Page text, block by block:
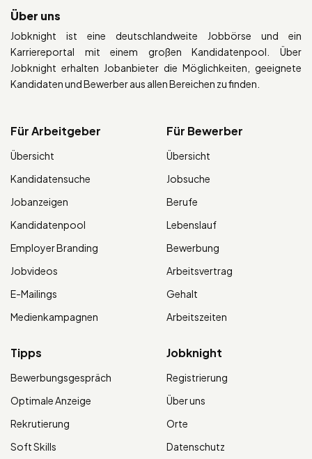
Über uns
Jobknight ist eine deutschlandweite Jobbörse und ein
Karriereportal mit einem großen Kandidatenpool. Über
Jobknight erhalten Jobanbieter die Möglichkeiten, geeignete
Kandidaten und Bewerber aus allen Bereichen zu finden.
Für Arbeitgeber
Übersicht
Kandidatensuche
Jobanzeigen
Kandidatenpool
Employer Branding
Jobvideos
E-Mailings
Medienkampagnen
Für Bewerber
Übersicht
Jobsuche
Berufe
Lebenslauf
Bewerbung
Arbeitsvertrag
Gehalt
Arbeitszeiten
Tipps
Bewerbungsgespräch
Optimale Anzeige
Rekrutierung
Soft Skills
Jobknight
Registrierung
Über uns
Orte
Datenschutz